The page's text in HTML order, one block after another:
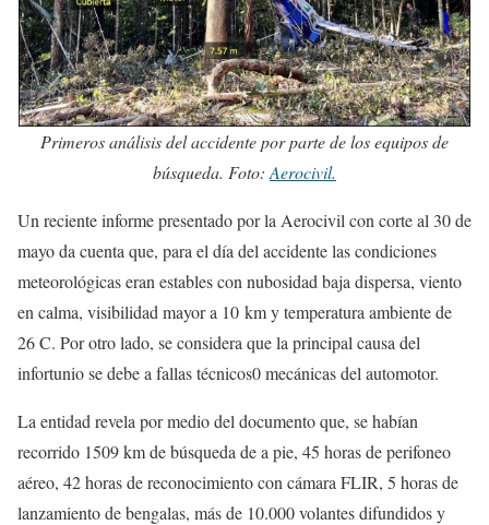
Primeros análisis del accidente por parte de los equipos de
búsqueda. Foto: Aerocivil.
Un reciente informe presentado por la Aerocivil con corte al 30 de
mayo da cuenta que, para el día del accidente las condiciones
meteorológicas eran estables con nubosidad baja dispersa, viento
en calma, visibilidad mayor a 10 km y temperatura ambiente de
26 C. Por otro lado, se considera que la principal causa del
infortunio se debe a fallas técnicos0 mecánicas del automotor.
La entidad revela por medio del documento que, se habían
recorrido 1509 km de búsqueda de a pie, 45 horas de perifoneo
aéreo, 42 horas de reconocimiento con cámara FLIR, 5 horas de
lanzamiento de bengalas, más de 10.000 volantes difundidos y